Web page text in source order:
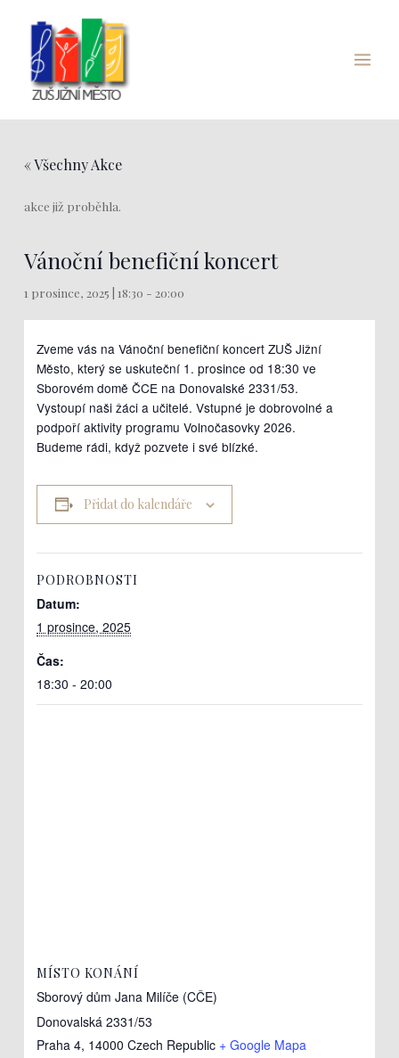
Menu
« Všechny Akce
akce již proběhla.
Vánoční benefiční koncert
1 prosince, 2025 | 18:30 -20:00
Zveme vás na Vánoční benefiční koncert ZUŠ Jižní
Město, který se uskuteční 1. prosince od 18:30 ve
Sborovém domě ČCE na Donovalské 2331/53.
Vystoupí naši žáci a učitelé. Vstupné je dobrovolné a
podpoří aktivity programu Volnočasovky 2026.
Budeme rádi, když pozvete i své blízké.
Přidat do kalendáře
PODROBNOSTI
Datum:
1 prosince, 2025
Čas:
18:30 - 20:00
MÍSTO KONÁNÍ
Sborový dům Jana Milíče (CČE)
Donovalská 2331/53
Praha 4, 14000 Czech Republic + Google Mapa